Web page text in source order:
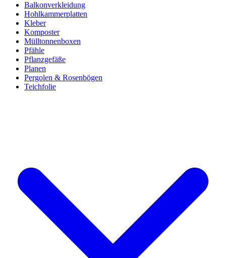
Balkonverkleidung
Hohlkammerplatten
Kleber
Komposter
Mülltonnenboxen
Pfähle
Pflanzgefäße
Planen
Pergolen & Rosenbögen
Teichfolie